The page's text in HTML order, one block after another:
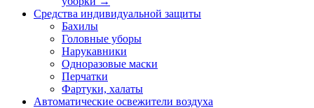
Средства индивидуальной защиты
Бахилы
Головные уборы
Нарукавники
Одноразовые маски
Перчатки
Фартуки, халаты
Автоматические освежители воздуха